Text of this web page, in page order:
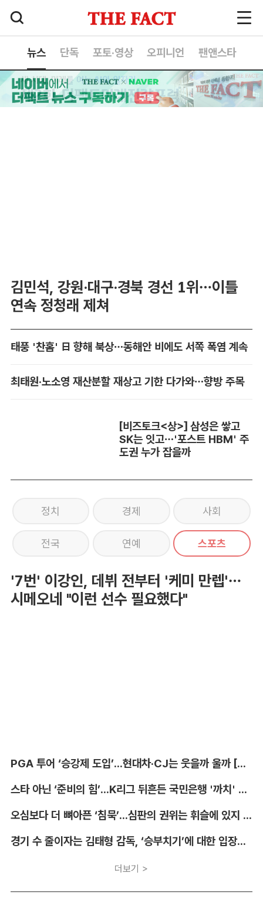
뉴스 단독 포토·영상 오피니언 팬앤스타
김민석, 강원·대구·경북 경선 1위…이틀
연속 정청래 제쳐
태풍 '찬홈' 日 향해 북상…동해안 비에도 서쪽 폭염 계속
최태원·노소영 재산분할 재상고 기한 다가와…향방 주목
[비즈토크<상>] 삼성은 쌓고
SK는 잇고…'포스트 HBM' 주
도권 누가 잡을까
정치 경제 사회
전국 연예 스포츠
'7번' 이강인, 데뷔 전부터 '케미 만렙'…
시메오네 "이런 선수 필요했다"
PGA 투어 ‘승강제 도입’...현대차·CJ는 웃을까 울까 [박호윤의 IN&OUT]
스타 아닌 ‘준비의 힘’...K리그 뒤흔든 국민은행 '까치' 사단 [이영규의 비욘더매치]
오심보다 더 뼈아픈 ‘침묵’...심판의 권위는 휘슬에 있지 않다 [박순규의 창]
경기 수 줄이자는 김태형 감독, ‘승부치기’에 대한 입장부터 밝혀야 [김대호의 야구생각]
더보기 >